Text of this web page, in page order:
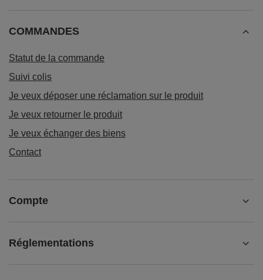
COMMANDES
Statut de la commande
Suivi colis
Je veux déposer une réclamation sur le produit
Je veux retourner le produit
Je veux échanger des biens
Contact
Compte
Réglementations